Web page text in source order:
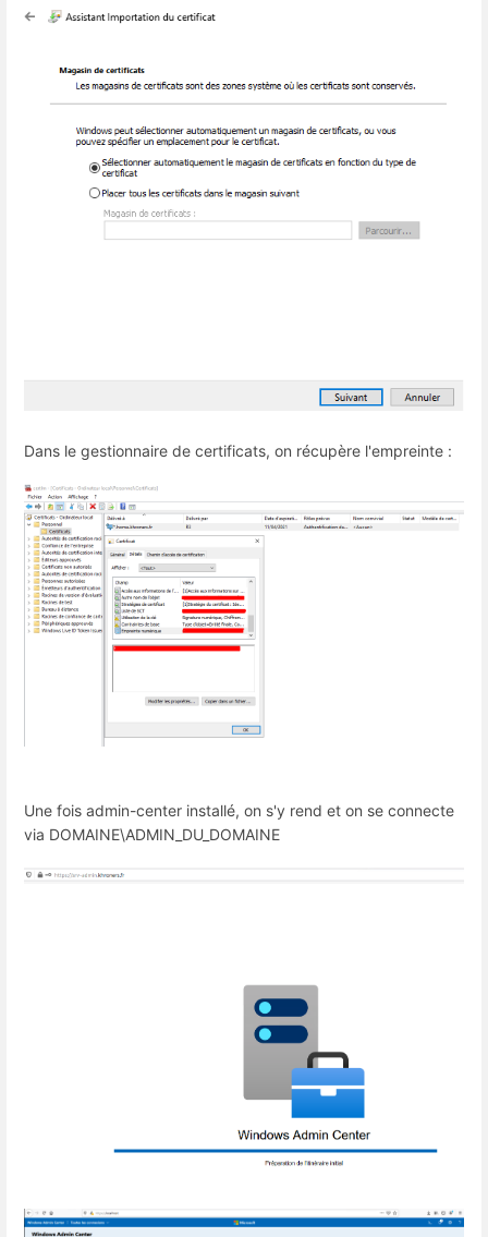
Dans le gestionnaire de certificats, on récupère l'empreinte :
Une fois admin-center installé, on s'y rend et on se connecte
via DOMAINE\ADMIN_DU_DOMAINE